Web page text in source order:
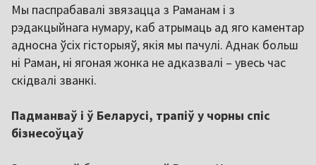
Мы паспрабавалі звязацца з Раманам і з
рэдакцыйнага нумару, каб атрымаць ад яго каментар
адносна ўсіх гісторыяў, якія мы пачулі. Аднак больш
ні Раман, ні ягоная жонка не адказвалі – увесь час
скідвалі званкі.
Падманваў і ў Беларусі, трапіў у чорны спіс
бізнесоўцаў